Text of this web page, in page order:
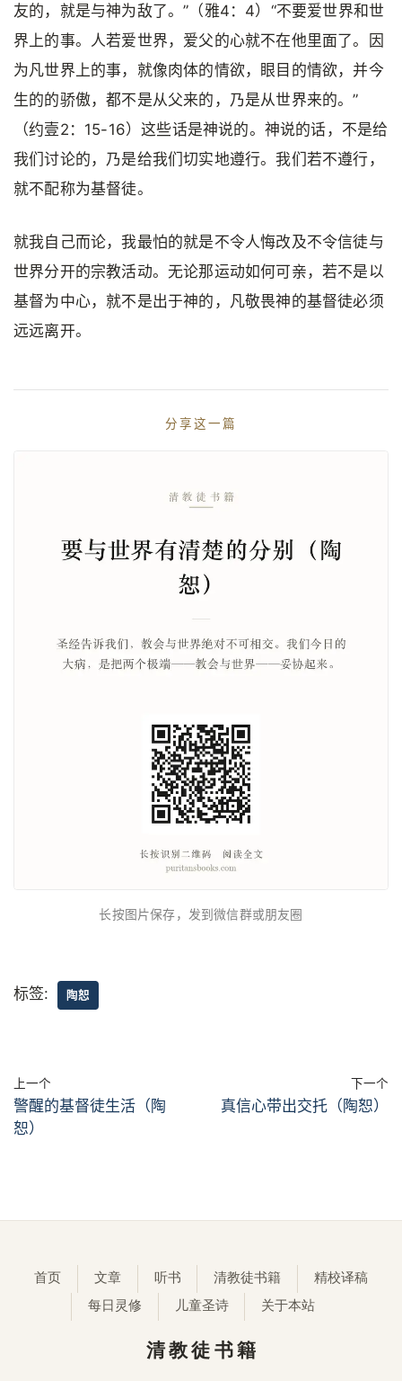
友的，就是与神为敌了。”（雅4：4）“不要爱世界和世
界上的事。人若爱世界，爱父的心就不在他里面了。因
为凡世界上的事，就像肉体的情欲，眼目的情欲，并今
生的的骄傲，都不是从父来的，乃是从世界来的。”
（约壹2：15-16）这些话是神说的。神说的话，不是给
我们讨论的，乃是给我们切实地遵行。我们若不遵行，
就不配称为基督徒。
就我自己而论，我最怕的就是不令人悔改及不令信徒与
世界分开的宗教活动。无论那运动如何可亲，若不是以
基督为中心，就不是出于神的，凡敬畏神的基督徒必须
远远离开。
分享这一篇
长按图片保存，发到微信群或朋友圈
标签: 陶恕
上一个
警醒的基督徒生活（陶
恕）
下一个
真信心带出交托（陶恕）
首页 文章 听书 清教徒书籍
精校译稿
每日灵修
儿童圣诗 关于本站